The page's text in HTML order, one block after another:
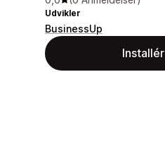
Udvikler
BusinessUp
Installér